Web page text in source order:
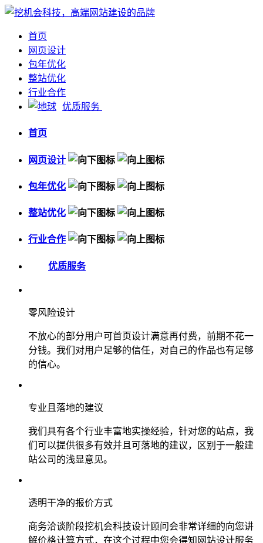
首页
网页设计
包年优化
整站优化
行业合作
优质服务
首页
网页设计
包年优化
整站优化
行业合作
优质服务
零风险设计
不放心的部分用户可首页设计满意再付费，前期不花一
分钱。我们对用户足够的信任，对自己的作品也有足够
的信心。
专业且落地的建议
我们具有各个行业丰富地实操经验，针对您的站点，我
们可以提供很多有效并且可落地的建议，区别于一般建
站公司的浅显意见。
透明干净的报价方式
商务洽谈阶段挖机会科技设计顾问会非常详细的向您讲
解价格计算方式，在这个过程中您会得知网站设计服务